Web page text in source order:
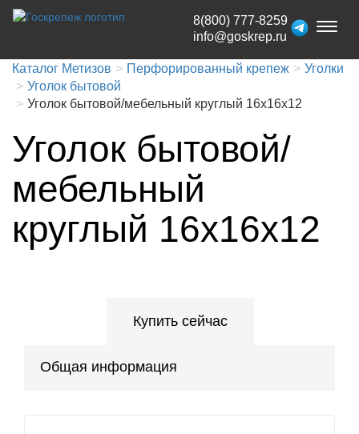
Toggle
8(800) 777-8259
info@goskrep.ru
Каталог Метизов Перфорированный крепеж
Уголки
Уголок бытовой
Уголок бытовой/мебельный круглый 16x16x12
Уголок бытовой/
мебельный
круглый 16x16x12
Купить сейчас
Общая информация